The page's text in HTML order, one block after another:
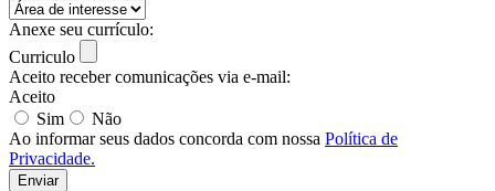
Anexe seu currículo:
Curriculo
Aceito receber comunicações via e-mail:
Aceito
Sim
Não
Ao informar seus dados concorda com nossa Política de
Privacidade.
Enviar